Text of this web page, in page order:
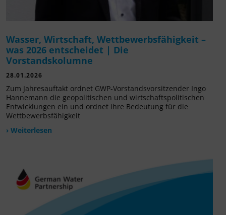
Wasser, Wirtschaft, Wettbewerbsfähigkeit –
was 2026 entscheidet | Die
Vorstandskolumne
28.01.2026
Zum Jahresauftakt ordnet GWP-Vorstandsvorsitzender Ingo
Hannemann die geopolitischen und wirtschaftspolitischen
Entwicklungen ein und ordnet ihre Bedeutung für die
Wettbewerbsfähigkeit
› Weiterlesen